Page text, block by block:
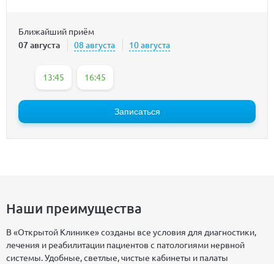
Ближайший приём
07 августа 08 августа 10 августа
13:45 16:45
Записаться
Наши преимущества
В «Открытой Клинике» созданы все условия для диагностики,
лечения и реабилитации пациентов с патологиями нервной
системы. Удобные, светлые, чистые кабинеты и палаты